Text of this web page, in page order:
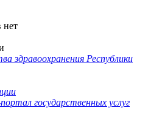
нет
здравоохранения Республики
государственных услуг